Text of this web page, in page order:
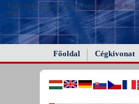
FAIL (the browser should render some
this).
Főoldal Cégkivonat